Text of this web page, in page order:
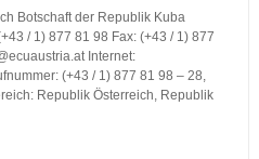
Botschaft der Republik Kuba
/ 1) 877 81 98 Fax: (+43 / 1) 877
Internet:
(+43 / 1) 877 81 98 – 28,
Republik Österreich, Republik